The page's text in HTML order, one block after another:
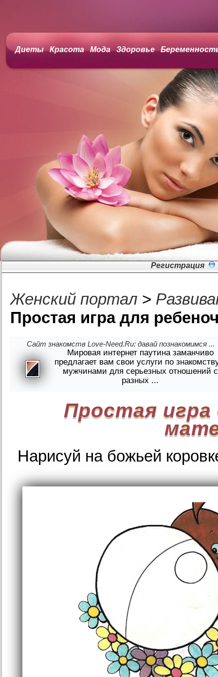
Диеты Красота Мода Здоровье
Регистрация
Женский портал >
Простая игра для
Сайт знакомств Love-Need.Ru: давай познакомимся ...
Мировая интернет паутина заманчиво
предлагает вам свои услуги по
мужчинами для серьезных отношений с
разных ...
Простая игра
Нарисуй на божьей